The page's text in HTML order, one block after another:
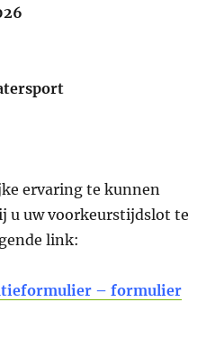
ervaring te kunnen
u uw voorkeurstijdslot te
link:
– formulier